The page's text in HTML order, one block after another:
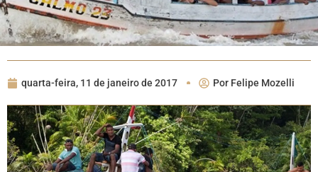
quarta-feira, 11 de janeiro de 2017 Por Felipe Mozelli